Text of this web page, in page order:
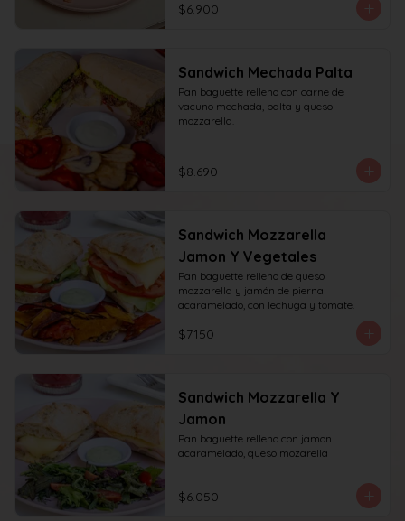
$6.900
Sandwich Mechada Palta
Pan baguette relleno con carne de
vacuno mechada, palta y queso
mozzarella.
$8.690
Sandwich Mozzarella
Jamon Y Vegetales
Pan baguette relleno de queso
mozzarella y jamón de pierna
acaramelado, con lechuga y tomate.
$7.150
Sandwich Mozzarella Y
Jamon
Pan baguette relleno con jamon
acaramelado, queso mozarella
$6.050